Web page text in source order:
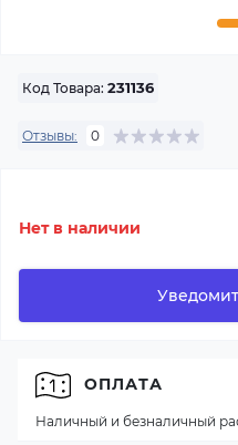
Код Товара: 231136
Отзывы: 0
Нет в наличии
ОПЛАТА
Наличный и безналичный